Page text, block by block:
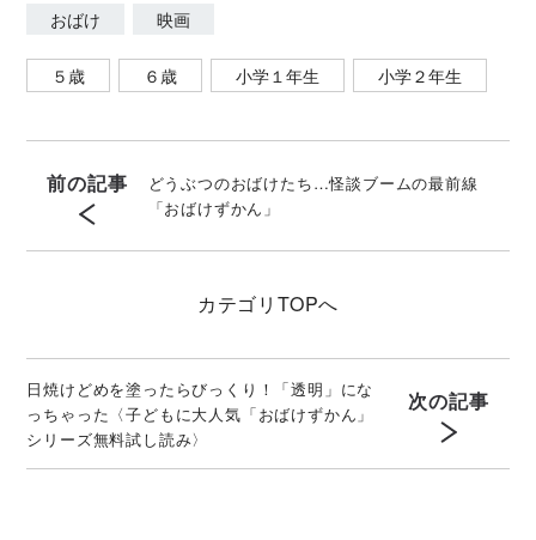
おばけ 映画
５歳 ６歳 小学１年生 小学２年生
前の記事
どうぶつのおばけたち…怪談ブームの最前線
「おばけずかん」
カテゴリ TOPへ
日焼けどめを塗ったらびっくり！「透明」にな
っちゃった〈子どもに大人気「おばけずかん」
シリーズ無料試し読み〉
次の記事